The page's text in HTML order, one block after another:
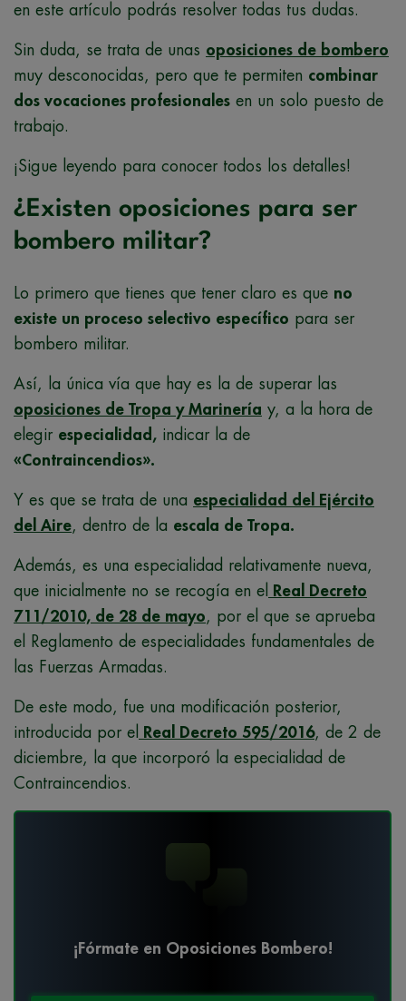
en este artículo podrás resolver todas tus dudas.
Sin duda, se trata de unas oposiciones de bombero
muy desconocidas, pero que te permiten combinar
dos vocaciones profesionales en un solo puesto de
trabajo.
¡Sigue leyendo para conocer todos los detalles!
¿Existen oposiciones para ser
bombero militar?
Lo primero que tienes que tener claro es que no
existe un proceso selectivo específico para ser
bombero militar.
Así, la única vía que hay es la de superar las
oposiciones de Tropa y Marinería y, a la hora de
elegir especialidad, indicar la de
«Contraincendios».
Y es que se trata de una especialidad del Ejército
del Aire, dentro de la escala de Tropa.
Además, es una especialidad relativamente nueva,
que inicialmente no se recogía en el
Real Decreto
711/2010, de 28 de mayo, por el que se aprueba
el Reglamento de especialidades fundamentales de
las Fuerzas Armadas.
De este modo, fue una modificación posterior,
introducida por el
Real Decreto 595/2016, de 2 de
diciembre, la que incorporó la especialidad de
Contraincendios.
¡Fórmate en Oposiciones Bombero!